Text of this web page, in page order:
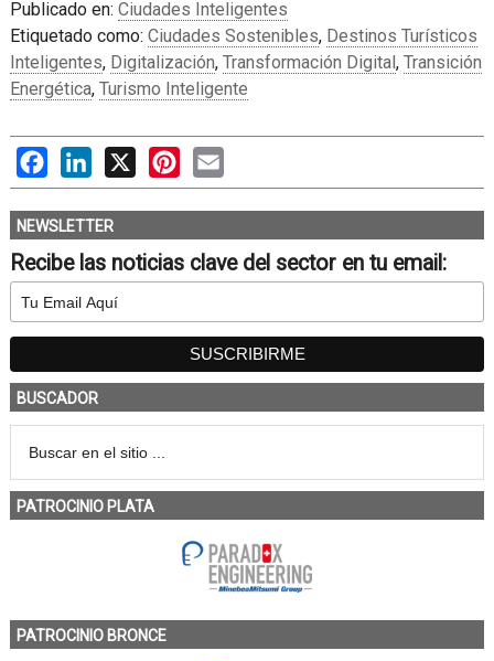
Publicado en: Ciudades Inteligentes
Etiquetado como: Ciudades Sostenibles, Destinos Turísticos
Inteligentes, Digitalización, Transformación Digital , Transición
Energética, Turismo Inteligente
FacebookLinkedIn Pinterest
NEWSLETTER
Recibe las noticias clave del sector en tu email:
BUSCADOR
PATROCINIO PLATA
PATROCINIO BRONCE